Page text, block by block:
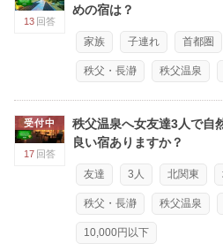
13 回答
めの宿は？
家族 子連れ 首都圏
秩父・長瀞 秩父温泉
受付中
17 回答
秩父温泉へ女友達3人で自
良い宿ありますか？
友達 3人 北関東
秩父・長瀞 秩父温泉
10,000円以下